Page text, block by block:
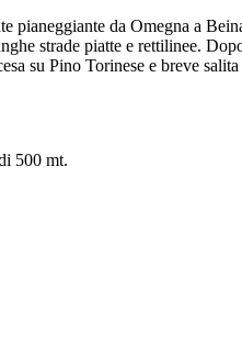
pianeggiante da Omegna a
strade piatte e rettilinee.
su Pino Torinese e breve
500 mt.